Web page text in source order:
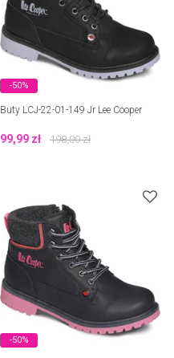
-50%
Buty LCJ-22-01-149 Jr Lee Cooper
99,99 zł 198,00zł
-50%